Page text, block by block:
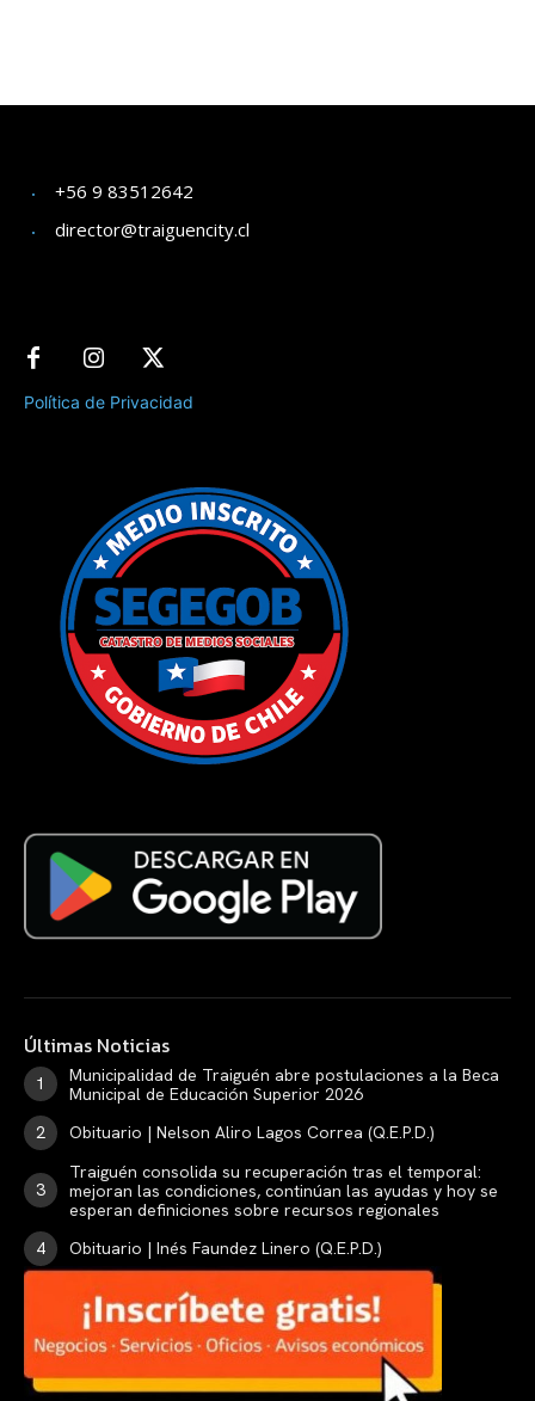
+56 9 83512642
director@traiguencity.cl
Política de Privacidad
Últimas Noticias
Municipalidad de Traiguén abre postulaciones a la Beca
Municipal de Educación Superior 2026
Obituario | Nelson Aliro Lagos Correa (Q.E.P.D.)
Traiguén consolida su recuperación tras el temporal:
mejoran las condiciones, continúan las ayudas y hoy se
esperan definiciones sobre recursos regionales
Obituario | Inés Faundez Linero (Q.E.P.D.)